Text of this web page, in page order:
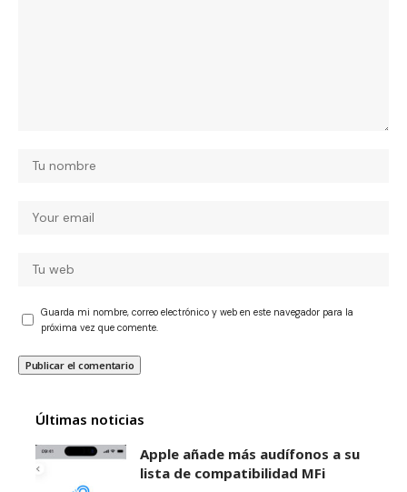
Guarda mi nombre, correo electrónico y web en este navegador para la
próxima vez que comente.
Últimas noticias
Apple añade más audífonos a su
lista de compatibilidad MFi